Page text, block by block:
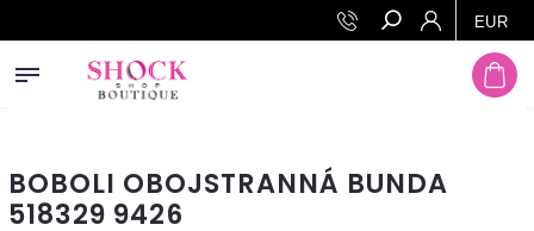
EUR
Hľadať
BOBOLI OBOJSTRANNÁ BUNDA
518329 9426